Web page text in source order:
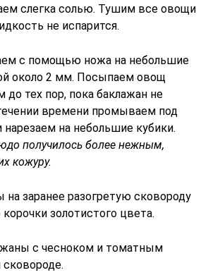
слегка солью. Тушим все овощи
не испарится.
с помощью ножа на небольшие
около 2 мм. Посыпаем овощ
до тех пор, пока баклажан не
времени промываем под
нарезаем на небольшие кубики.
получилось более нежным,
кожуру.
заранее разогретую сковороду
золотистого цвета.
с чесноком и томатным